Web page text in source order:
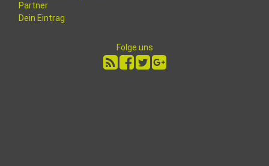
Partner
Dein Eintrag
Folge uns